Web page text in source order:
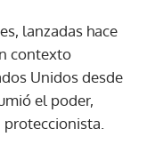
lanzadas hace
contexto
Unidos desde
el poder,